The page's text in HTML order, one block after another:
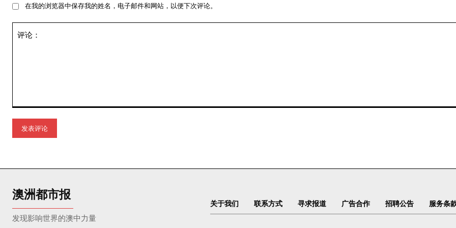
论：
在我的浏览器中保存我的姓名，电子邮件和网站，以便下次评论。
澳洲都市报
发现影响世界的澳中力量
关于我们 联系方式 寻求报道 广告合作 招聘公告 服务条